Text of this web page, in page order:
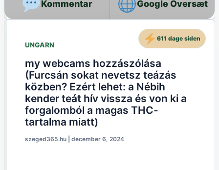
Google Oversæt
UNGARN
my webcams hozzászólása
(Furcsán sokat nevetsz teázás
közben? Ezért lehet: a Nébih
kender teát hív vissza és von ki a
forgalomból a magas THC-
tartalma miatt)
szeged365.hu december 6, 2024
611 dage siden